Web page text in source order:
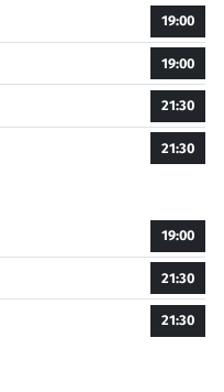
19:00
19:00
21:30
21:30
19:00
21:30
21:30